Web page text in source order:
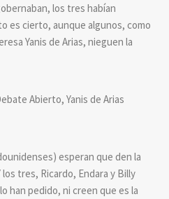
los tres habían
es cierto, aunque algunos, como
Yanis de Arias, nieguen la
Abierto, Yanis de Arias
esperan que den la
tres, Ricardo, Endara y Billy
han pedido, ni creen que es la